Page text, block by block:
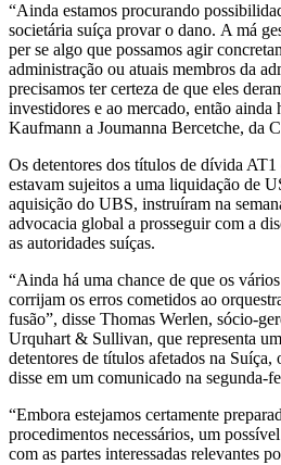
“Ainda estamos procurando
societária suíça provar o dano. A má
per se algo que possamos agir
administração ou atuais membros da
precisamos ter certeza de que eles
investidores e ao mercado, então ainda
Kaufmann a Joumanna Bercetche, da
Os detentores dos títulos de dívida
estavam sujeitos a uma liquidação de
aquisição do UBS, instruíram na
advocacia global a prosseguir com a
as autoridades suíças.
“Ainda há uma chance de que os
corrijam os erros cometidos ao
fusão”, disse Thomas Werlen, sócio-
Urquhart & Sullivan, que representa
detentores de títulos afetados na
disse em um comunicado na segunda-
“Embora estejamos certamente
procedimentos necessários, um
com as partes interessadas relevantes